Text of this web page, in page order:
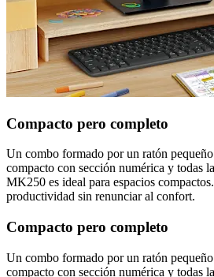
Compacto pero completo
Un combo formado por un ratón
compacto con sección numérica y todas
MK250 es ideal para espacios
productividad sin renunciar al confort.
Compacto pero completo
Un combo formado por un ratón
compacto con sección numérica y todas